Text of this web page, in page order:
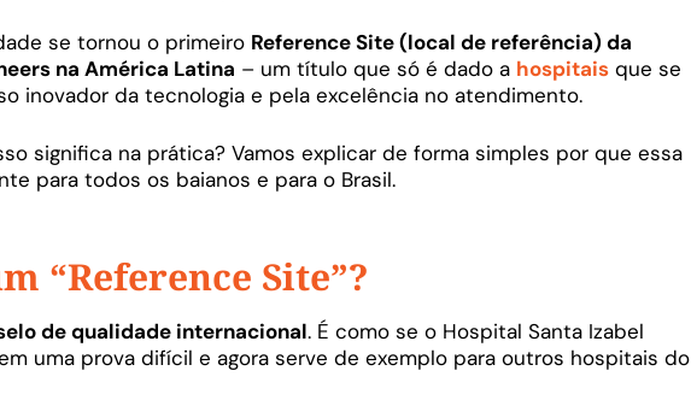
se tornou o primeiro Reference Site (local de referência) da
na América Latina – um título que só é dado a hospitais que se
inovador da tecnologia e pela excelência no atendimento.
significa na prática? Vamos explicar de forma simples por que essa
para todos os baianos e para o Brasil.
“Reference Site”?
de qualidade internacional. É como se o Hospital Santa Izabel
uma prova difícil e agora serve de exemplo para outros hospitais do